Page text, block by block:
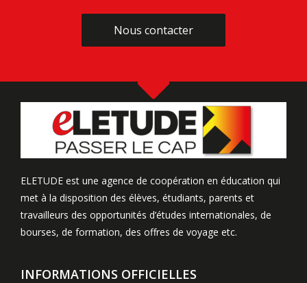
Nous contacter
Nous contacter
ELETUDE est une agence de coopération en éducation qui
met à la disposition des élèves, étudiants, parents et
travailleurs des opportunités d’études internationales, de
bourses, de formation, des offres de voyage etc.
INFORMATIONS OFFICIELLES